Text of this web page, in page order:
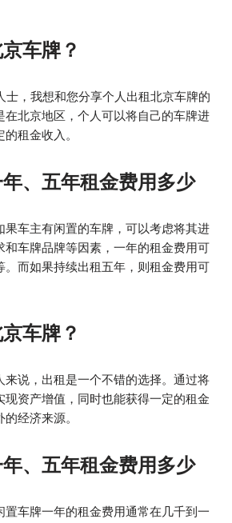
车牌？
士，我想和您分享个人出租北京车牌的
在北京地区，个人可以将自己的车牌进
租金收入。
、五年租金费用多少
果车主有闲置的车牌，可以考虑将其进
和车牌品牌等因素，一年的租金费用可
。而如果持续出租五年，则租金费用可
车牌？
来说，出租是一个不错的选择。通过将
现资产增值，同时也能获得一定的租金
经济来源。
、五年租金费用多少
置车牌一年的租金费用通常在几千到一